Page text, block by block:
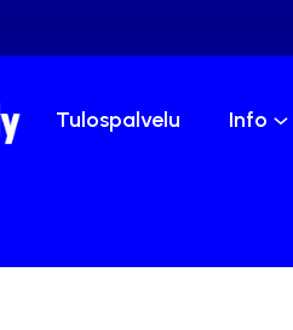
Tulospalvelu Info